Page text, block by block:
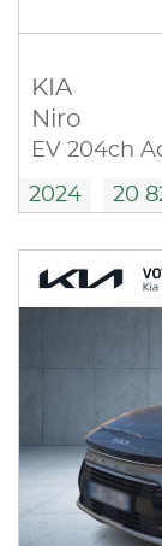
KIA
Niro
EV 204ch
2024 20